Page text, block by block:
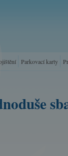
Parkovací karty